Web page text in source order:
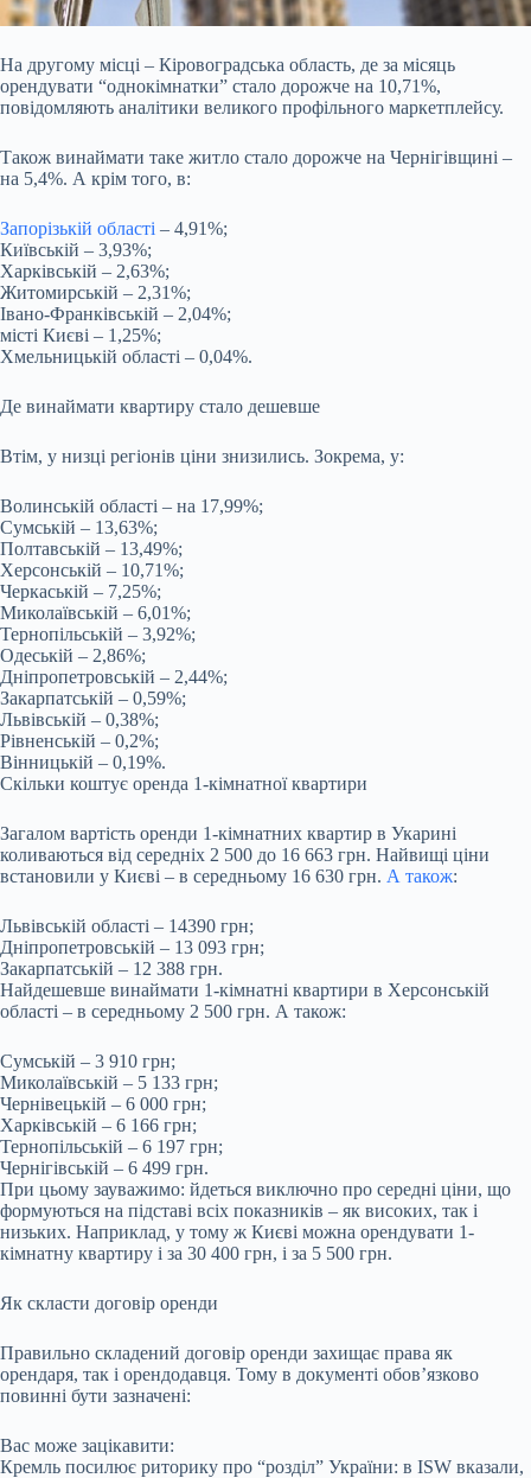
На другому місці – Кіровоградська область, де за місяць
орендувати “однокімнатки” стало дорожче на 10,71%,
повідомляють аналітики великого профільного маркетплейсу.
Також винаймати таке житло стало дорожче на Чернігівщині –
на 5,4%. А крім того, в:
Запорізькій області – 4,91%;
Київській – 3,93%;
Харківській – 2,63%;
Житомирській – 2,31%;
Івано-Франківській – 2,04%;
місті Києві – 1,25%;
Хмельницькій області – 0,04%.
Де винаймати квартиру стало дешевше
Втім, у низці регіонів ціни знизились. Зокрема, у:
Волинській області – на 17,99%;
Сумській – 13,63%;
Полтавській – 13,49%;
Херсонській – 10,71%;
Черкаській – 7,25%;
Миколаївській – 6,01%;
Тернопільській – 3,92%;
Одеській – 2,86%;
Дніпропетровській – 2,44%;
Закарпатській – 0,59%;
Львівській – 0,38%;
Рівненській – 0,2%;
Вінницькій – 0,19%.
Скільки коштує оренда 1-кімнатної квартири
Загалом вартість оренди 1-кімнатних квартир в Укарині
коливаються від середніх 2 500 до 16 663 грн. Найвищі ціни
встановили у Києві – в середньому 16 630 грн. А також:
Львівській області – 14390 грн;
Дніпропетровській – 13 093 грн;
Закарпатській – 12 388 грн.
Найдешевше винаймати 1-кімнатні квартири в Херсонській
області – в середньому 2 500 грн. А також:
Сумській – 3 910 грн;
Миколаївській – 5 133 грн;
Чернівецькій – 6 000 грн;
Харківській – 6 166 грн;
Тернопільській – 6 197 грн;
Чернігівській – 6 499 грн.
При цьому зауважимо: йдеться виключно про середні ціни, що
формуються на підставі всіх показників – як високих, так і
низьких. Наприклад, у тому ж Києві можна орендувати 1-
кімнатну квартиру і за 30 400 грн, і за 5 500 грн.
Як скласти договір оренди
Правильно складений договір оренди захищає права як
орендаря, так і орендодавця. Тому в документі обов’язково
повинні бути зазначені:
Вас може зацікавити:
Кремль посилює риторику про “розділ” України: в ISW вказали,